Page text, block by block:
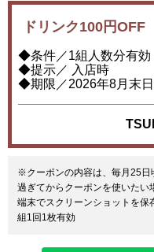
ドリンク100円OFF
◆条件／1組人数分有効
◆提示／ 入店時
◆期限／2026年8月末
※クーポンの内容は、毎月25
過ぎてからクーポンを使いたい
端末でスクリーンショットを
組1回1枚有効